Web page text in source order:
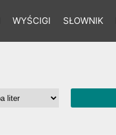
WYŚCIGI SŁOWNIK